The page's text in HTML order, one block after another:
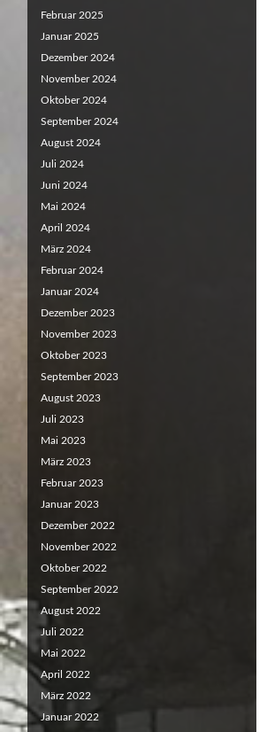
Februar 2025
Januar 2025
Dezember 2024
November 2024
Oktober 2024
September 2024
August 2024
Juli 2024
Juni 2024
Mai 2024
April 2024
März 2024
Februar 2024
Januar 2024
Dezember 2023
November 2023
Oktober 2023
September 2023
August 2023
Juli 2023
Mai 2023
März 2023
Februar 2023
Januar 2023
Dezember 2022
November 2022
Oktober 2022
September 2022
August 2022
Juli 2022
Mai 2022
April 2022
März 2022
Januar 2022